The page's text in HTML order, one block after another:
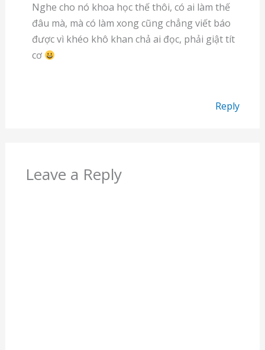
Nghe cho nó khoa học thế thôi, có ai làm thế
đâu mà, mà có làm xong cũng chẳng viết báo
được vì khéo khô khan chả ai đọc, phải giật tít
cơ
Reply
Leave a Reply